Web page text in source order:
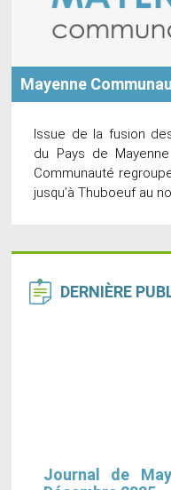
Mayenne
Issue de la fusion
du Pays de
Communauté
jusqu’à Thuboeuf au
DERNIÈRE
Journal de